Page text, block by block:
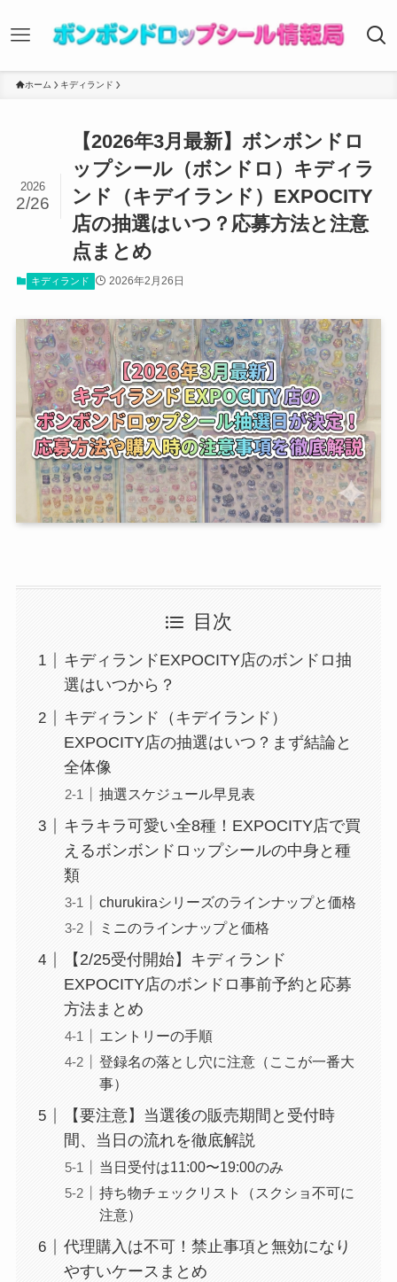
ホーム キディランド
【2026年3月最新】ボンボンドロ
ップシール（ボンドロ）キディラ
ンド（キデイランド）EXPOCITY
店の抽選はいつ？応募方法と注意
点まとめ
2026
2/26
キディランド 2026年2月26日
目次
キディランドEXPOCITY店のボンドロ抽
選はいつから？
キディランド（キデイランド）
EXPOCITY店の抽選はいつ？まず結論と
全体像
抽選スケジュール早見表
キラキラ可愛い全8種！EXPOCITY店で買
えるボンボンドロップシールの中身と種
類
churukiraシリーズのラインナップと価格
ミニのラインナップと価格
【2/25受付開始】キディランド
EXPOCITY店のボンドロ事前予約と応募
方法まとめ
エントリーの手順
登録名の落とし穴に注意（ここが一番大
事）
【要注意】当選後の販売期間と受付時
間、当日の流れを徹底解説
当日受付は11:00〜19:00のみ
持ち物チェックリスト（スクショ不可に
注意）
代理購入は不可！禁止事項と無効になり
やすいケースまとめ